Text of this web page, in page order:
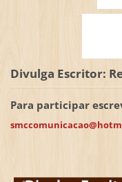
Divulga Escritor:
Para participar